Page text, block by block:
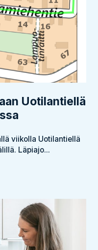
Uotilantiellä
viikolla Uotilantiellä
Läpiajo...